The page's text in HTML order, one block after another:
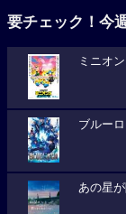
要チェック！今
ミニオ
ブルー
あの星